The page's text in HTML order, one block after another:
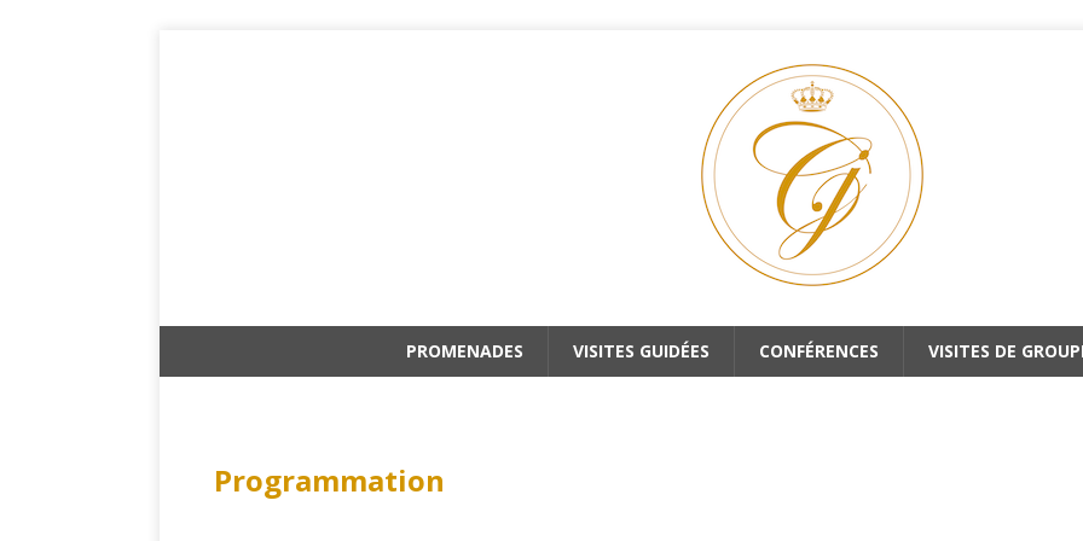
PROMENADES VISITES GUIDÉES CONFÉRENCES VISITES DE
Programmation